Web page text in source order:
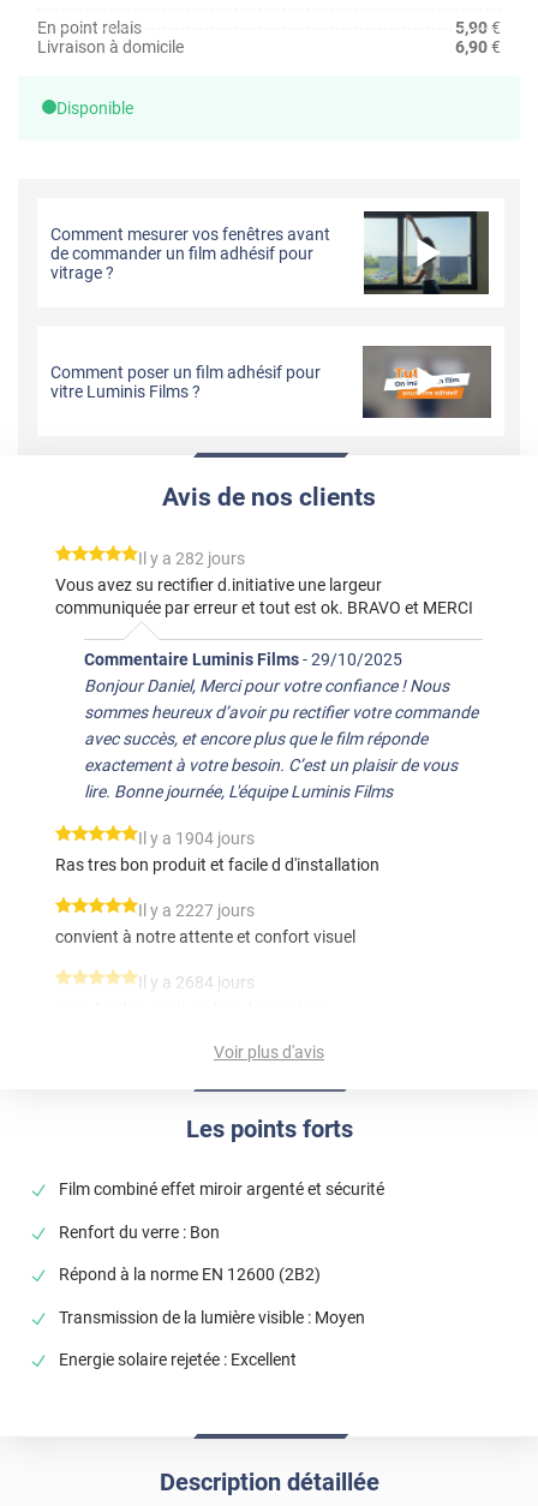
En point relais
5,90€
Livraison à domicile
6,90€
Disponible
Comment mesurer vos fenêtres avant
de commander un film adhésif pour
vitrage ?
Comment poser un film adhésif pour
vitre Luminis Films ?
Les points forts
Film combiné effet miroir argenté et sécurité
Renfort du verre : Bon
Répond à la norme EN 12600 (2B2)
Transmission de la lumière visible : Moyen
Energie solaire rejetée : Excellent
Avis de nos clients
*****
Il y a 282 jours
Vous avez su rectifier d.initiative une largeur
communiquée par erreur et tout est ok. BRAVO et MERCI
Commentaire Luminis Films-29/10/2025
Bonjour Daniel, Merci pour votre confiance ! Nous
sommes heureux d’avoir pu rectifier votre commande
avec succès, et encore plus que le film réponde
exactement à votre besoin. C’est un plaisir de vous
lire. Bonne journée, L'équipe Luminis Films
*****
Il y a 1904 jours
Ras tres bon produit et facile d d'installation
*****
Il y a 2227 jours
convient à notre attente et confort visuel
*****
Il y a 2684 jours
Il y a 2759 jours
Il y a 2950 jours
*****
Il y a 2012 jours
toujours pas recu le produit
*****
Il y a 2685 jours
vitre
Voir plus d'avis
Description détaillée